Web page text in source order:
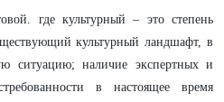
где культурный – это степень
культурный ландшафт, в
ситуацию; наличие экспертных и
в настоящее время